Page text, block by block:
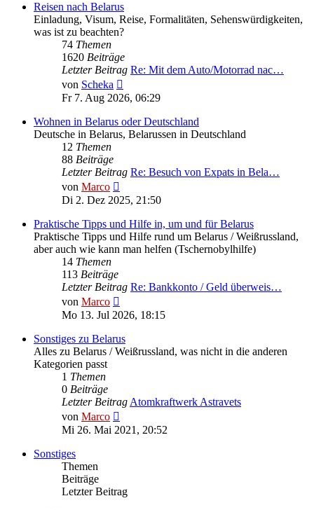
Reisen nach Belarus
Einladung, Visum, Reise, Formalitäten, Sehenswürdigkeiten,
was ist zu beachten?
74 Themen
1620 Beiträge
Letzter Beitrag Re: Mit dem Auto/Motorrad nac…
von Scheka
Beitrag
Fr 7. Aug 2026, 06:29
Wohnen in Belarus oder Deutschland
Deutsche in Belarus, Belarussen in Deutschland
12 Themen
88 Beiträge
Letzter Beitrag Re: Besuch von Expats in Bela…
von Marco
Beitrag
Di 2. Dez 2025, 21:50
Praktische Tipps und Hilfe in, um und für Belarus
Praktische Tipps und Hilfe rund um Belarus / Weißrussland,
aber auch wie kann man helfen (Tschernobylhilfe)
14 Themen
113 Beiträge
Letzter Beitrag Re: Bankkonto / Geld überweis…
von Marco
Beitrag
Mo 13. Jul 2026, 18:15
Sonstiges zu Belarus
Alles zu Belarus / Weißrussland, was nicht in die anderen
Kategorien passt
1 Themen
0 Beiträge
Letzter BeitragAtomkraftwerk Astravets
von Marco
Beitrag
Mi 26. Mai 2021, 20:52
Sonstiges
Themen
Beiträge
Letzter Beitrag